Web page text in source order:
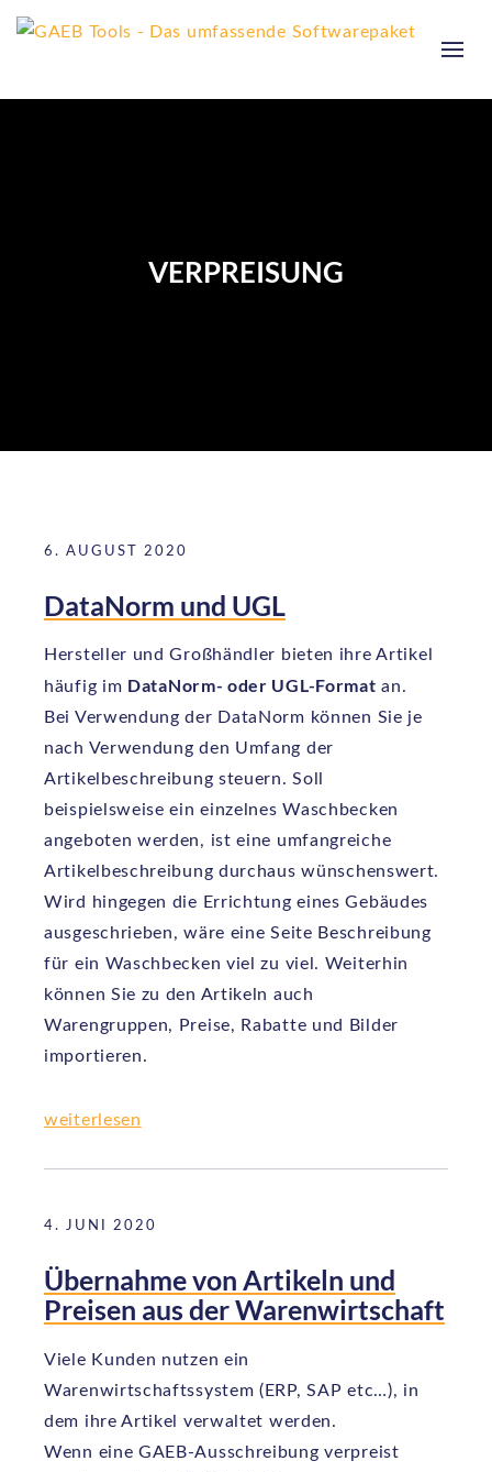
VERPREISUNG
6. AUGUST 2020
DataNorm und UGL
Hersteller und Großhändler bieten ihre Artikel
häufig im DataNorm- oder UGL-Format an.
Bei Verwendung der DataNorm können Sie je
nach Verwendung den Umfang der
Artikelbeschreibung steuern. Soll
beispielsweise ein einzelnes Waschbecken
angeboten werden, ist eine umfangreiche
Artikelbeschreibung durchaus wünschenswert.
Wird hingegen die Errichtung eines Gebäudes
ausgeschrieben, wäre eine Seite Beschreibung
für ein Waschbecken viel zu viel. Weiterhin
können Sie zu den Artikeln auch
Warengruppen, Preise, Rabatte und Bilder
importieren.
weiterlesen
4. JUNI 2020
Übernahme von Artikeln und
Preisen aus der Warenwirtschaft
Viele Kunden nutzen ein
Warenwirtschaftssystem (ERP, SAP etc…), in
dem ihre Artikel verwaltet werden.
Wenn eine GAEB-Ausschreibung verpreist